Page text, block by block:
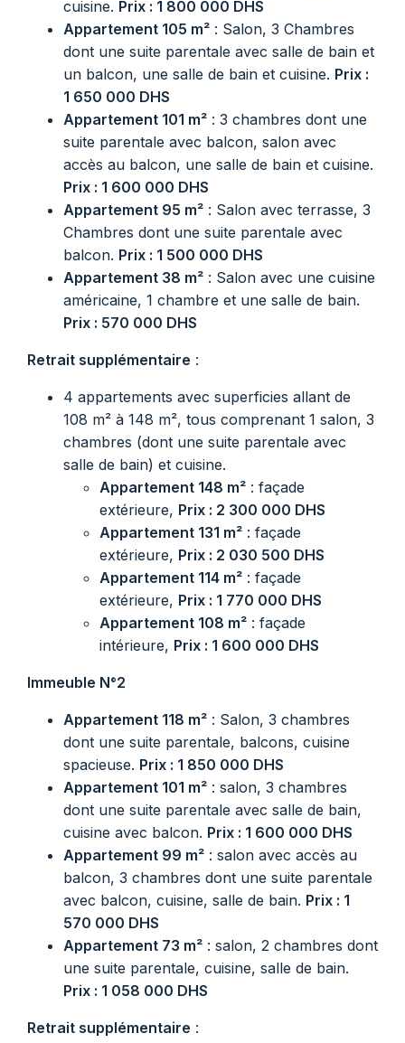
cuisine. Prix : 1 800 000 DHS
Appartement 105 m² : Salon, 3 Chambres
dont une suite parentale avec salle de bain et
un balcon, une salle de bain et cuisine. Prix :
1 650 000 DHS
Appartement 101 m² : 3 chambres dont une
suite parentale avec balcon, salon avec
accès au balcon, une salle de bain et cuisine.
Prix : 1 600 000 DHS
Appartement 95 m² : Salon avec terrasse, 3
Chambres dont une suite parentale avec
balcon. Prix : 1 500 000 DHS
Appartement 38 m² : Salon avec une cuisine
américaine, 1 chambre et une salle de bain.
Prix : 570 000 DHS
Retrait supplémentaire :
4 appartements avec superficies allant de
108 m² à 148 m², tous comprenant 1 salon, 3
chambres (dont une suite parentale avec
salle de bain) et cuisine.
Appartement 148 m² : façade
extérieure, Prix : 2 300 000 DHS
Appartement 131 m² : façade
extérieure, Prix : 2 030 500 DHS
Appartement 114 m² : façade
extérieure, Prix : 1 770 000 DHS
Appartement 108 m² : façade
intérieure, Prix : 1 600 000 DHS
Immeuble N°2
Appartement 118 m² : Salon, 3 chambres
dont une suite parentale, balcons, cuisine
spacieuse. Prix : 1 850 000 DHS
Appartement 101 m² : salon, 3 chambres
dont une suite parentale avec salle de bain,
cuisine avec balcon. Prix : 1 600 000 DHS
Appartement 99 m² : salon avec accès au
balcon, 3 chambres dont une suite parentale
avec balcon, cuisine, salle de bain. Prix : 1
570 000 DHS
Appartement 73 m² : salon, 2 chambres dont
une suite parentale, cuisine, salle de bain.
Prix : 1 058 000 DHS
Retrait supplémentaire :